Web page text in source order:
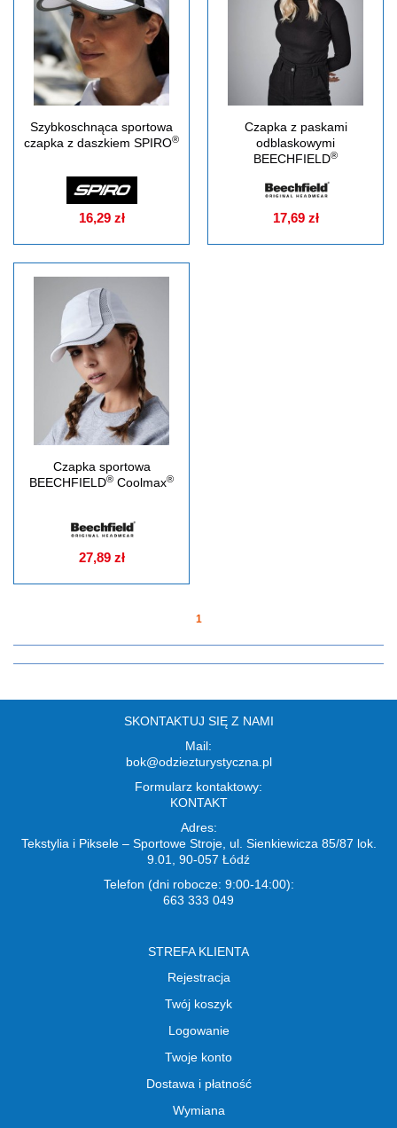
Szybkoschnąca sportowa
czapka z daszkiem SPIRO®
16,29 zł
Czapka z paskami
odblaskowymi
BEECHFIELD®
17,69 zł
Czapka sportowa
BEECHFIELD® Coolmax®
27,89 zł
1
SKONTAKTUJ SIĘ Z NAMI
Mail:
bok@odziezturystyczna.pl
Formularz kontaktowy:
KONTAKT
Adres:
Tekstylia i Piksele – Sportowe Stroje, ul. Sienkiewicza 85/87 lok.
9.01, 90-057 Łódź
Telefon (dni robocze: 9:00-14:00):
663 333 049
STREFA KLIENTA
Rejestracja
Twój koszyk
Logowanie
Twoje konto
Dostawa i płatność
Wymiana